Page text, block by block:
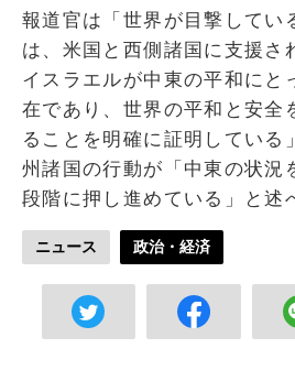
報道官は「世界が目撃してい
は、米国と西側諸国に支援さ
イスラエルが中東の平和にと
在であり、世界の平和と安全
ることを明確に証明している
州諸国の行動が「中東の状況
段階に押し進めている」と述
ニュース 政治・経済